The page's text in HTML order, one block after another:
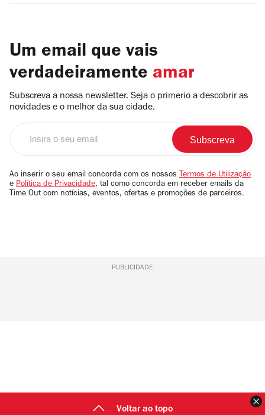
Um email que vais
verdadeiramente amar
Subscreva a nossa newsletter. Seja o primerio a descobrir as
novidades e o melhor da sua cidade.
email
Ao inserir o seu email concorda com os nossos Termos de Utilização
e Política de Privacidade, tal como concorda em receber emails da
Time Out com notícias, eventos, ofertas e promoções de parceiros.
PUBLICIDADE
Voltar ao topo